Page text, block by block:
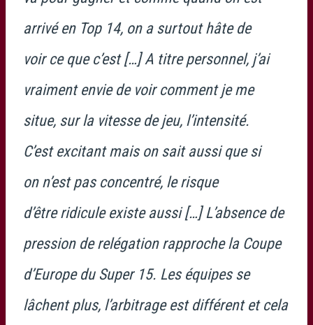
arrivé en Top 14, on a surtout hâte de
voir ce que c’est […] A titre personnel, j’ai
vraiment envie de voir comment je me
situe, sur la vitesse de jeu, l’intensité.
C’est excitant mais on sait aussi que si
on n’est pas concentré, le risque
d’être ridicule existe aussi […] L’absence de
pression de relégation rapproche la Coupe
d’Europe du Super 15. Les équipes se
lâchent plus, l’arbitrage est différent et cela